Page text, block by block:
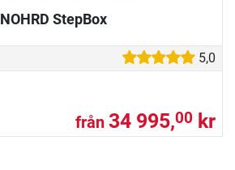
NOHRD StepBox
5,0
från 34 995,00 kr